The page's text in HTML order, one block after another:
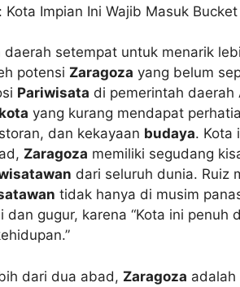
daerah setempat untuk menarik
potensi Zaragoza yang belum
Pariwisata di pemerintah daerah
kota yang kurang mendapat
dan kekayaan budaya. Kota
Zaragoza memiliki segudang
dari seluruh dunia. Ruiz
tidak hanya di musim
dan gugur, karena “Kota ini penuh
dari dua abad, Zaragoza adalah